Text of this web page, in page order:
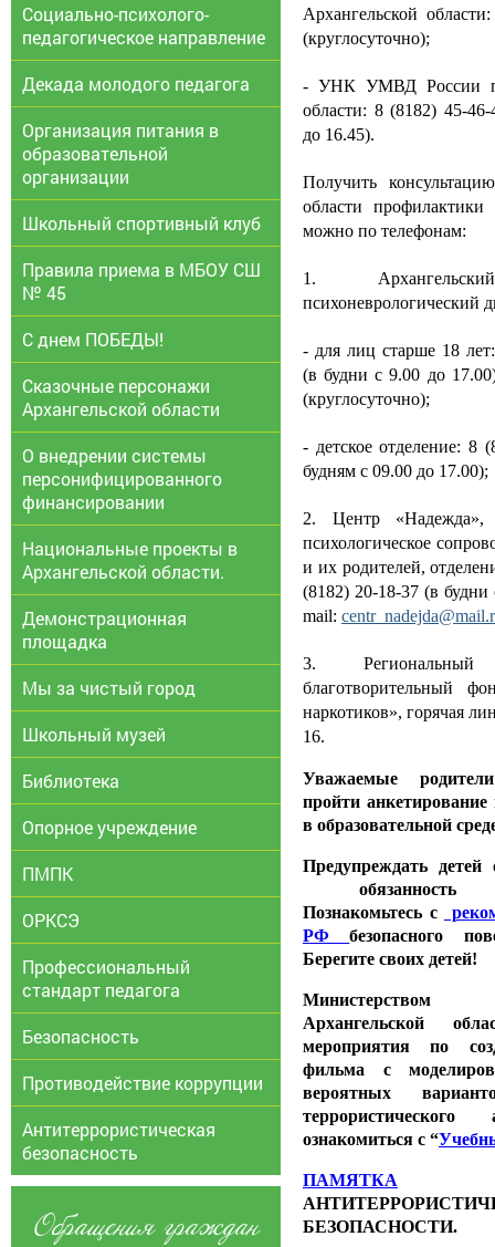
Социально-психолого-
педагогическое направление
Декада молодого педагога
Организация питания в
образовательной
организации
Школьный спортивный клуб
Правила приема в МБОУ СШ
№ 45
С днем ПОБЕДЫ!
Сказочные персонажи
Архангельской области
О внедрении системы
персонифицированного
финансировании
Национальные проекты в
Архангельской области.
Демонстрационная
площадка
Мы за чистый город
Школьный музей
Библиотека
Опорное учреждение
ПМПК
ОРКСЭ
Профессиональный
стандарт педагога
Безопасность
Противодействие коррупции
Антитеррористическая
безопасность
Обращения граждан
Архангельской
(круглосуточно);
- УНК УМВД России
области: 8 (8182) 45-
до 16.45).
Получить
области профилактики
можно по телефонам:
1.
психоневрологический
- для лиц старше 18
(в будни с 9.00 до
(круглосуточно);
- детское отделение: 8
будням с 09.00 до 17.00);
2. Центр «Надежда»,
психологическое
и их родителей,
(8182) 20-18-37 (в будни
mail:
3. Региональный
благотворительный
наркотиков», горячая
16.
Уважаемые
пройти анкетирование
в образовательной
Предупреждать
обязанность
Познакомьтесь с
РФбезопасного
Берегите своих детей!
Министерством
Архангельской
мероприятия по
фильма с
вероятных
ознакомиться с “
ПАМЯТКА
БЕЗОПАСНОСТИ.